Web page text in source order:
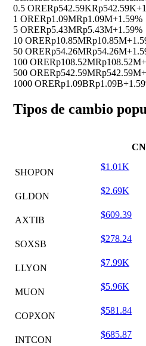
0.5 ORERp542.59KRp542.59K
1 ORERp1.09MRp1.09M+1.59%
5 ORERp5.43MRp5.43M+1.59%
10 ORERp10.85MRp10.85M
50 ORERp54.26MRp54.26M
100 ORERp108.52MRp108.52M
500 ORERp542.59MRp542.59M
1000 ORERp1.09BRp1.09B
Tipos de cambio
SHOPON
$1.01K
GLDON
$2.69K
AXTIB
$609.39
SOXSB
$278.24
LLYON
$7.99K
MUON
$5.96K
COPXON
$581.84
INTCON
$685.87